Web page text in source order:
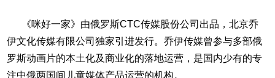
《咪好一家》由俄罗斯CTC传媒股份公司出品，北京乔
伊文化传媒有限公司独家引进发行。乔伊传媒曾参与多部俄
罗斯动画片的本土化及商业化的落地运营，是国内少有的专
注中俄两国间儿童媒体产品运营的机构。